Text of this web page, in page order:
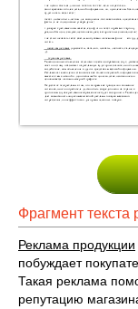
Фрагмент текста
Реклама продукции
побуждает
Такая реклама
репутацию